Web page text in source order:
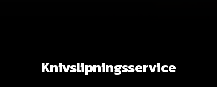
Knivslipningsservice